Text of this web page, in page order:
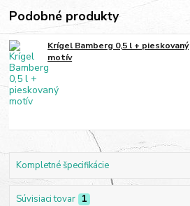
Podobné produkty
Krígel Bamberg 0,5 l + pieskovaný
motív
Kompletné špecifikácie
Súvisiaci tovar 1